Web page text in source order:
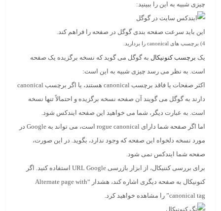
چیزی شبیه به این را ببینید:
این باید سرعت صفحه بندی گوگل در صفحه را فراهم کند.
4) برچسب های canonical را بردارید.
یک برچسب کنونیکال به گوگل می گوید که نسخه برگزیده یک صفحه
است. به نظر می رسد چیزی شبیه به این است:
اکثر صفحات یا فاقد برچسب canonical هستند، یا اگر برچسب canonical
دارند به گوگل می گویند آن صفحه نسخه برگزیده و احتمالاً تنها نسخه
است. به عبارت دیگر، شما می خواهید این صفحه ایندکس شود.
اما اگر صفحه شما دارای rogue canonical است، می تواند به Google در
مورد نسخه دلخواه این صفحه که وجود ندارد، بگوید. در این صورت،
صفحه شما ایندکس نمی شود.
برای بررسی کننیکال، از ابزار بازرسی URL Google استفاده کنید. اگر
کنونیکال به صفحه دیگری اشاره کند، هشدار “Alternate page with
canonical tag” را مشاهده خواهید کرد.